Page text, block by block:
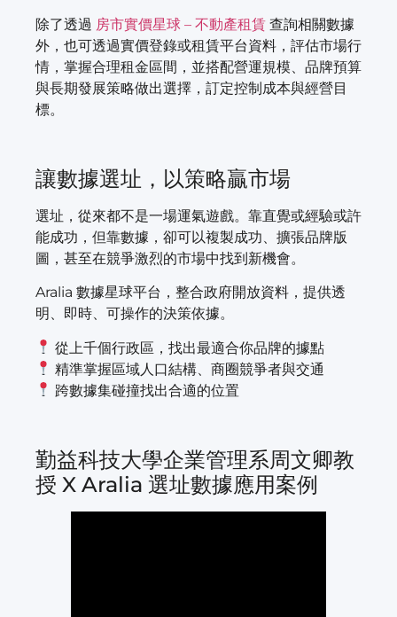
除了透過 房市實價星球 – 不動產租賃 查詢相關數據
外，也可透過實價登錄或租賃平台資料，評估市場行
情，掌握合理租金區間，並搭配營運規模、品牌預算
與長期發展策略做出選擇，訂定控制成本與經營目
標。
讓數據選址，以策略贏市場
選址，從來都不是一場運氣遊戲。靠直覺或經驗或許
能成功，但靠數據，卻可以複製成功、擴張品牌版
圖，甚至在競爭激烈的市場中找到新機會。
Aralia 數據星球平台，整合政府開放資料，提供透
明、即時、可操作的決策依據。
從上千個行政區，找出最適合你品牌的據點
精準掌握區域人口結構、商圈競爭者與交通
跨數據集碰撞找出合適的位置
勤益科技大學企業管理系周文卿教
授 X Aralia 選址數據應用案例